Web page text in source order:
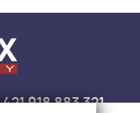
918 883 321